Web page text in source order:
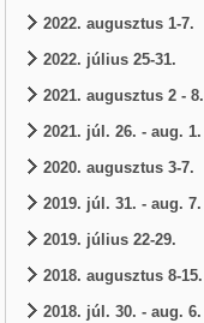
2022. augusztus 1-7.
2022. július 25-31.
2021. augusztus 2 - 8.
2021. júl. 26. - aug. 1.
2020. augusztus 3-7.
2019. júl. 31. - aug. 7.
2019. július 22-29.
2018. augusztus 8-15.
2018. júl. 30. - aug. 6.